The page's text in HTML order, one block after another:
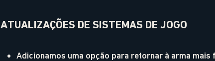
ATUALIZAÇÕES DE SISTEMAS DE JOGO
Adicionamos uma opção para retornar à arma mais